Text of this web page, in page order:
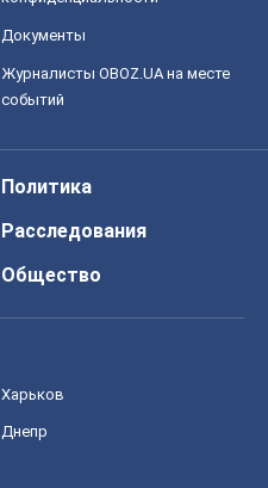
Документы
Журналисты OBOZ.UA на месте
событий
Политика
Расследования
Общество
Харьков
Днепр